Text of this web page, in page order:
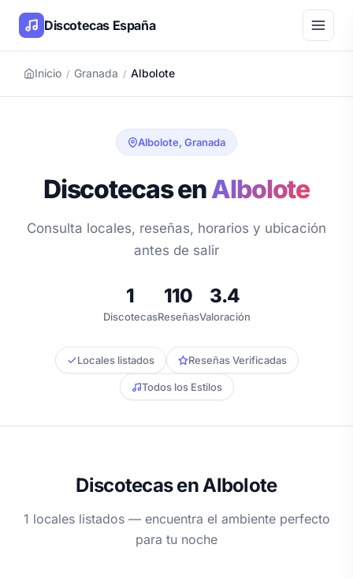
Discotecas España
Inicio / Granada / Albolote
Albolote, Granada
Discotecas enAlbolote
Consulta locales, reseñas, horarios y ubicación
antes de salir
1
Discotecas
110
Reseñas
3.4
Valoración
Locales listados Reseñas Verificadas
Todos los Estilos
Discotecas en Albolote
1 locales listados — encuentra el ambiente perfecto
para tu noche